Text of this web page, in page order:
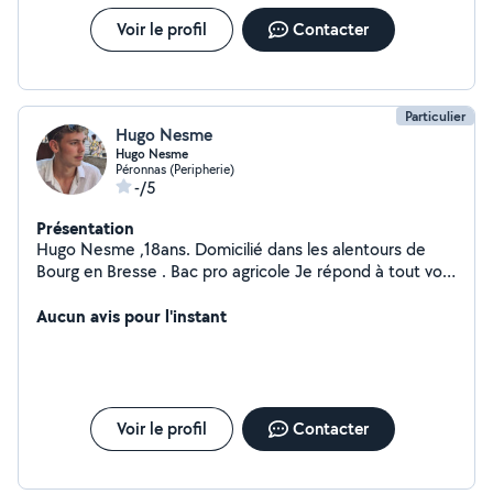
Voir le profil Contacter
Particulier
Hugo Nesme
Hugo Nesme
Péronnas (Peripherie)
-/5
Présentation
Hugo Nesme ,18ans. Domicilié dans les alentours de
Bourg en Bresse . Bac pro agricole Je répond à tout vos
Aucun avis pour l'instant
Voir le profil Contacter